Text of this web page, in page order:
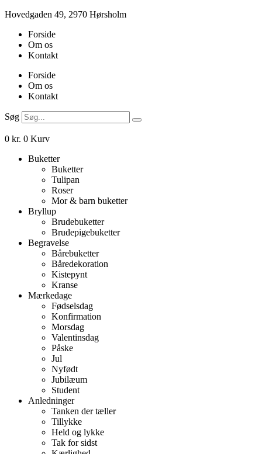
Videre
indhold
Hovedgaden 49, 2970 Hørsholm
Forside
Om os
Kontakt
Forside
Om os
Kontakt
Søg
0 kr. 0 Kurv
Buketter
Buketter
Tulipan
Roser
Mor & barn buketter
Bryllup
Brudebuketter
Brudepigebuketter
Begravelse
Bårebuketter
Båredekoration
Kistepynt
Kranse
Mærkedage
Fødselsdag
Konfirmation
Morsdag
Valentinsdag
Påske
Jul
Nyfødt
Jubilæum
Student
Anledninger
Tanken der tæller
Tillykke
Held og lykke
Tak for sidst